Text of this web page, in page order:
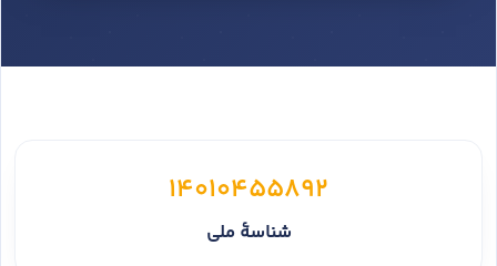
14010455892
شناسهٔ ملی